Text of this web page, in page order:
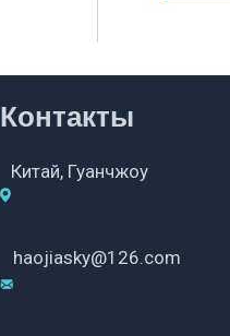
Контакты
Китай, Гуанчжоу
haojiasky@126.com